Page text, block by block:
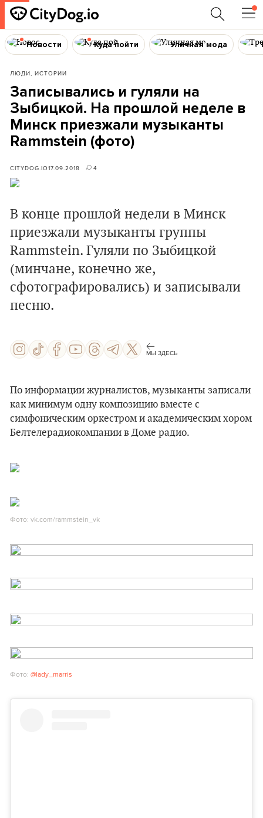
Новости Куда пойти Уличная мода
ЛЮДИ, ИСТОРИИ
Записывались и гуляли на
Зыбицкой. На прошлой неделе в
Минск приезжали музыканты
Rammstein (фото)
CITYDOG.IO17.09.2018 4
В конце прошлой недели в Минск
приезжали музыканты группы
Rammstein. Гуляли по Зыбицкой
(минчане, конечно же,
сфотографировались) и записывали
песню.
МЫ ЗДЕСЬ
По информации журналистов, музыканты записали
как минимум одну композицию вместе с
симфоническим оркестром и академическим хором
Белтелерадиокомпании в Доме радио.
Фото: vk.com/rammstein_vk
Фото: @lady_marris